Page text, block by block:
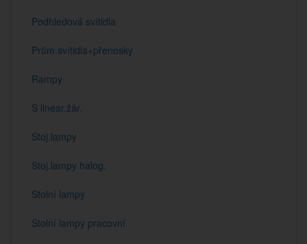
Podhledová svítidla
Prům.svítidla+přenosky
Rampy
S linear.žár.
Stoj.lampy
Stoj.lampy halog.
Stolní lampy
Stolní lampy pracovní